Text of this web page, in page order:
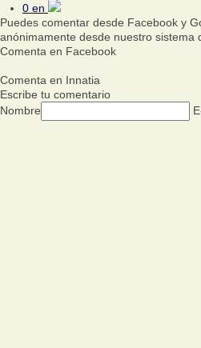
0 en
Puedes comentar desde Facebook y
anónimamente desde nuestro sistema
Comenta en Facebook
Comenta en Innatia
Escribe tu comentario
Nombre